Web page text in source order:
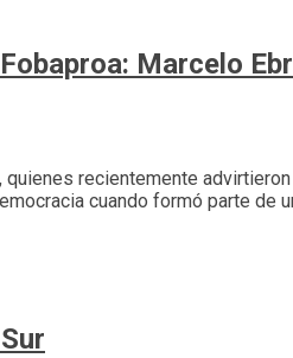
Marcelo
recientemente
cuando formó parte de